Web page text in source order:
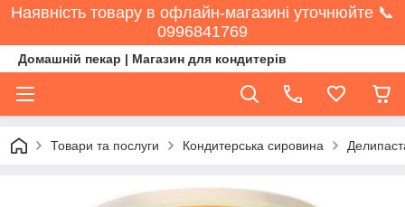
Наявність товару в офлайн-магазині уточнюйте 📞
0996841769
Домашній пекар | Магазин для кондитерів
Товари та послуги Кондитерська сировина